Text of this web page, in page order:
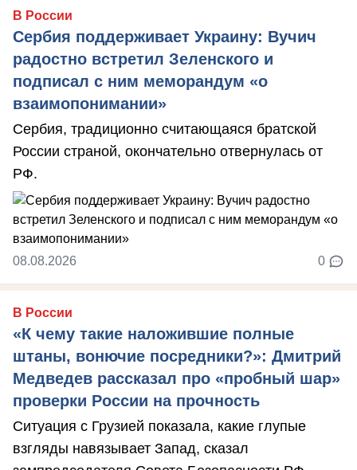
В России
Сербия поддерживает Украину: Вучич
радостно встретил Зеленского и
подписал с ним меморандум «о
взаимопонимании»
Сербия, традиционно считающаяся братской
России страной, окончательно отвернулась от
РФ.
08.08.2026 0
В России
«К чему такие наложившие полные
штаны, вонючие посредники?»: Дмитрий
Медведев рассказал про «пробный шар»
проверки России на прочность
Ситуация с Грузией показала, какие глупые
взгляды навязывает Запад, сказал